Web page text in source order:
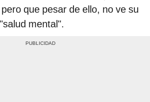
que pesar de ello, no ve su
mental".